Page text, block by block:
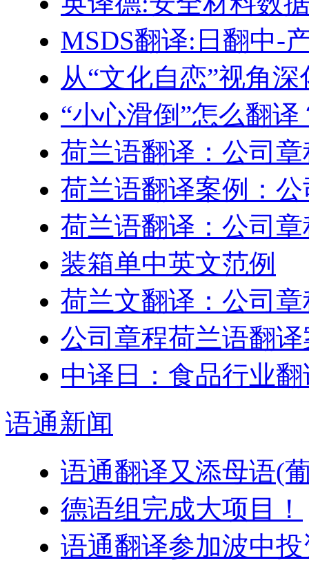
MSDS翻译:日翻中-
从“文化自恋”视角
“小心滑倒”怎么翻译
荷兰语翻译：公司
荷兰语翻译案例：
荷兰语翻译：公司
装箱单中英文范例
荷兰文翻译：公司
公司章程荷兰语翻
中译日：食品行业翻
语通新闻
语通翻译又添母语(
德语组完成大项目！
语通翻译参加波中